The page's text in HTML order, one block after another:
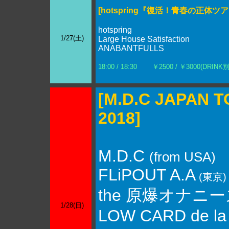
1/27(土)
[hotspring『復活！青春の正体ツ
hotspring
Large House Satisfaction
ANABANTFULLS
18:00 / 18:30 ￥2500 / ￥3000(DRINK
1/28(日)
[M.D.C JAPAN
2018]
M.D.C (from USA)
FLiPOUT A.A (東京)
the 原爆オナニ
LOW CARD de